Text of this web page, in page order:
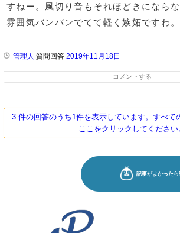
すねー。風切り音もそれほどきになら
雰囲気バンバンでてて軽く嫉妬ですわ
管理人 質問回答 2019年11月18日
コメントする
3 件の回答のうち1件を表示しています。すべて
ここをクリックしてください